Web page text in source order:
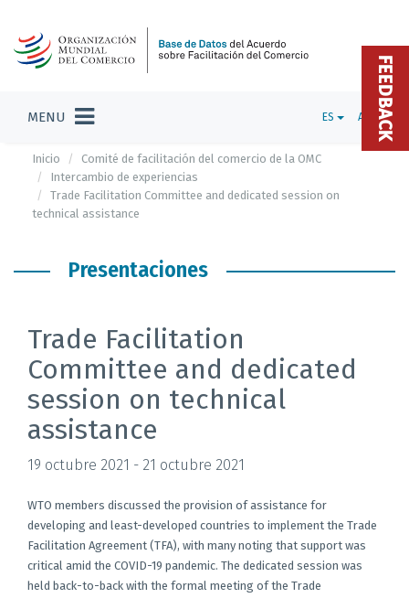
MENU ES ADMIN
Inicio
Comité de facilitación del comercio de la OMC
Intercambio de experiencias
Trade Facilitation Committee and dedicated session on
technical assistance
Presentaciones
Trade Facilitation
Committee and dedicated
session on technical
assistance
19 octubre 2021 - 21 octubre 2021
WTO members discussed the provision of assistance for
developing and least-developed countries to implement the Trade
Facilitation Agreement (TFA), with many noting that support was
critical amid the COVID-19 pandemic. The dedicated session was
held back-to-back with the formal meeting of the Trade
FEEDBACK